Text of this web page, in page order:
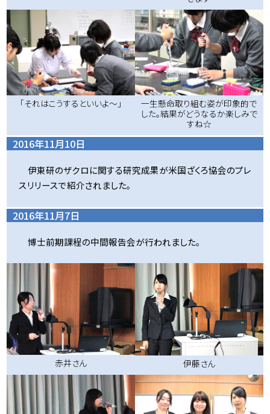
「それはこうするといいよ～」
一生懸命取り組む姿が印象的で
した。結果がどうなるか楽しみで
すね☆
2016年11月10日
伊東研のザクロに関する研究成果が米国ざくろ協会のプレ
スリリースで紹介されました。
2016年11月7日
博士前期課程の中間報告会が行われました。
赤井さん 伊藤さん